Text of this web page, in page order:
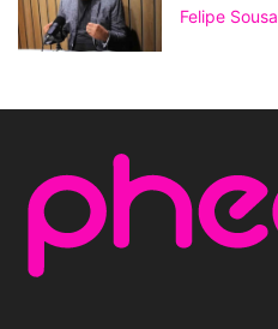
Felipe Sousa